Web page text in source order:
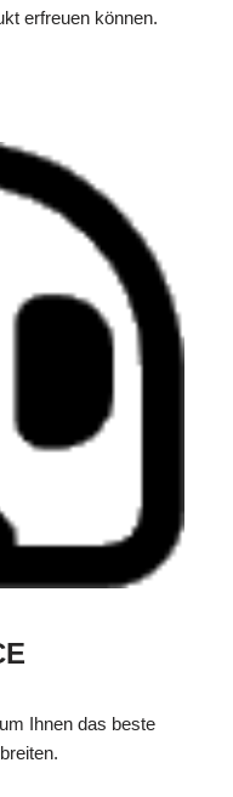
erfreuen können.
Ihnen das beste